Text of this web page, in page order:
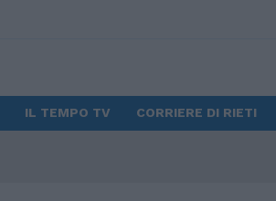
IL TEMPO TV CORRIERE DI RIETI